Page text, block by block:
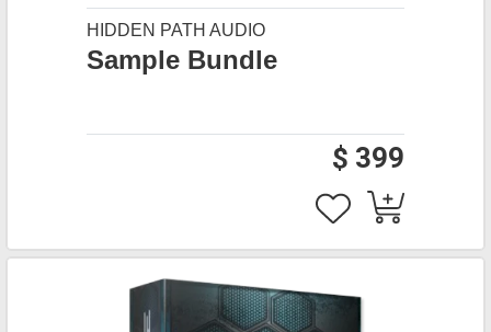
HIDDEN PATH AUDIO
Sample Bundle
$ 399